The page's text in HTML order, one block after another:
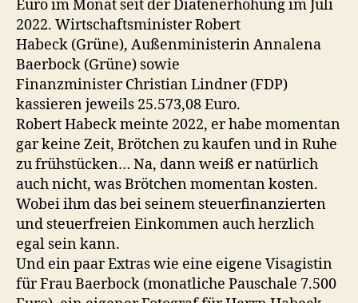
Euro im Monat seit der Diätenerhöhung im Juli
2022. Wirtschaftsminister Robert
Habeck (Grüne), Außenministerin Annalena
Baerbock (Grüne) sowie
Finanzminister Christian Lindner (FDP)
kassieren jeweils 25.573,08 Euro.
Robert Habeck meinte 2022, er habe momentan
gar keine Zeit, Brötchen zu kaufen und in Ruhe
zu frühstücken… Na, dann weiß er natürlich
auch nicht, was Brötchen momentan kosten.
Wobei ihm das bei seinem steuerfinanzierten
und steuerfreien Einkommen auch herzlich
egal sein kann.
Und ein paar Extras wie eine eigene Visagistin
für Frau Baerbock (monatliche Pauschale 7.500